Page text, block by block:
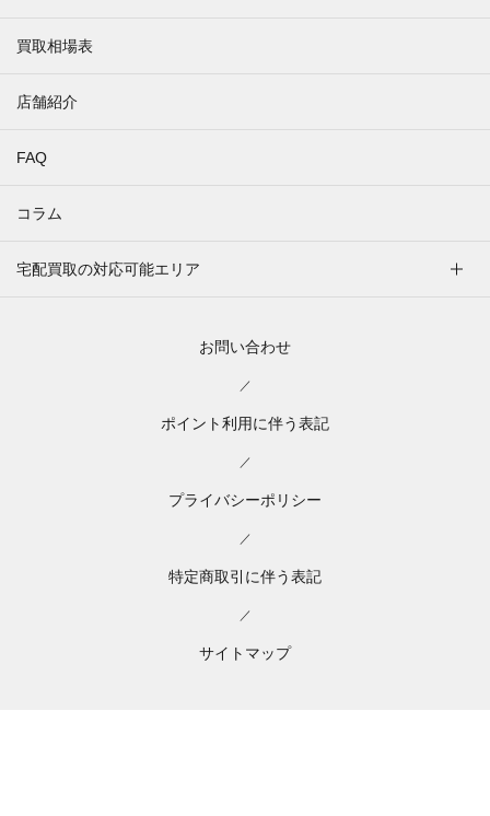
買取相場表
店舗紹介
FAQ
コラム
宅配買取の対応可能エリア
お問い合わせ
／
ポイント利用に伴う表記
／
プライバシーポリシー
／
特定商取引に伴う表記
／
サイトマップ